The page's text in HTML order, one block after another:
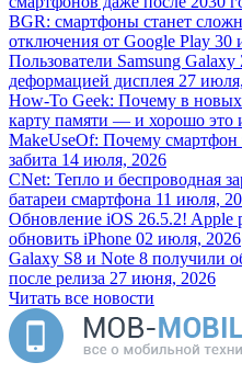
BGR: смартфоны станет
отключения от Google Play 30
Пользователи Samsung
деформацией дисплея 27
How-To Geek: Почему в
карту памяти — и хорошо это
MakeUseOf: Почему смартфон
забита 14 июля, 2026
CNet: Тепло и беспроводная
батареи смартфона 11 июля,
Обновление iOS 26.5.2! Apple
обновить iPhone 02 июля, 2026
Galaxy S8 и Note 8 получили
после релиза 27 июня, 2026
Читать все новости